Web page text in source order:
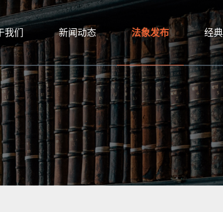
我们 新闻动态 法象发布 经